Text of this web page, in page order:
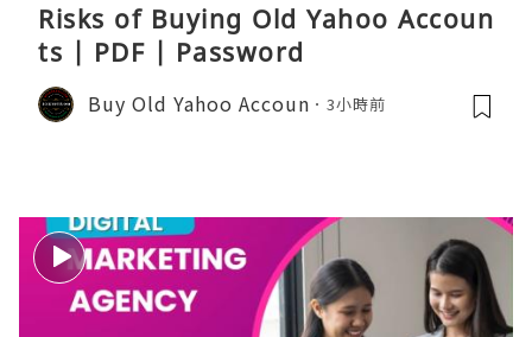
Risks of Buying Old Yahoo Accoun
ts | PDF | Password
Buy Old Yahoo Accoun 3小時前